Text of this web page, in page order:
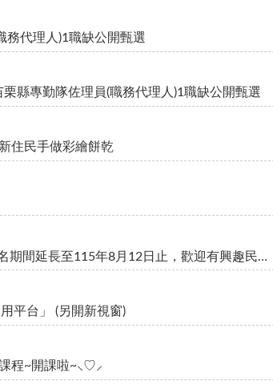
務代理人)1職缺公開甄選
縣專勤隊佐理員(職務代理人)1職缺公開甄選
住民手做彩繪餅乾
115年度移民專業人員訓練課程現正招生中，報名期間延長至115年8月12日止，歡迎有興趣民眾踴躍報名！
平台」 (另開新視窗)
程~開課啦~⸜♡⸝